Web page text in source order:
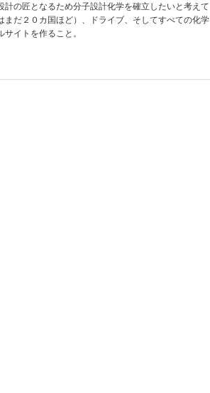
の匠となるため分子設計化学を確立したいと考えて
だ２０カ国ほど）、ドライブ、そしてすべての化学
イトを作ること。